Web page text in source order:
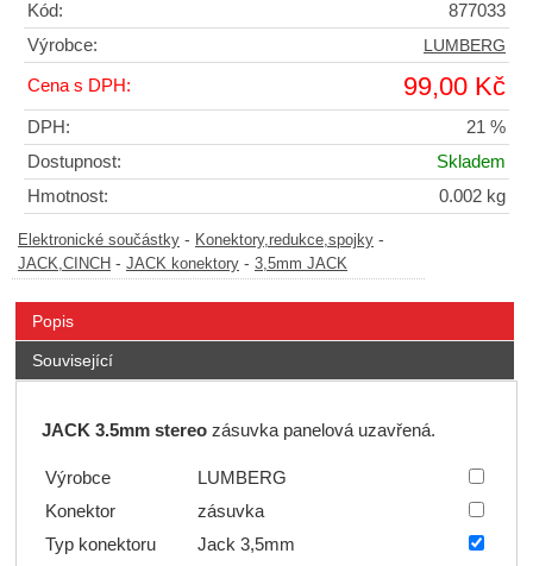
Kód:
877033
Výrobce:
LUMBERG
Cena s DPH: 99,00 Kč
DPH:
21 %
Dostupnost:
Skladem
Hmotnost:
0.002 kg
Elektronické součástky - Konektory,redukce,spojky -
JACK,CINCH - JACK konektory - 3,5mm JACK
Popis
Související
JACK 3.5mm stereozásuvka panelová uzavřená.
Výrobce
LUMBERG
Konektor
zásuvka
Typ konektoru
Jack 3,5mm